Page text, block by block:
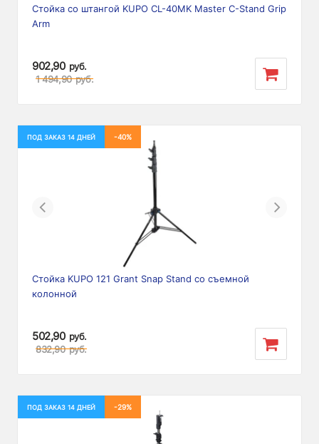
Стойка со штангой KUPO CL-40MK Master C-Stand Grip
Arm
902,90 руб.
1 494,90 руб.
ПОД ЗАКАЗ 14 ДНЕЙ -40%
Previous Next
Стойка KUPO 121 Grant Snap Stand со съемной
колонной
502,90 руб.
832,90 руб.
ПОД ЗАКАЗ 14 ДНЕЙ -29%